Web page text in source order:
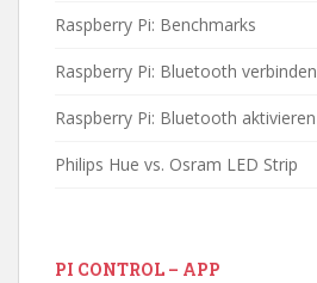
Raspberry Pi: Benchmarks
Raspberry Pi: Bluetooth verbinden
Raspberry Pi: Bluetooth aktivieren
Philips Hue vs. Osram LED Strip
PI CONTROL – APP